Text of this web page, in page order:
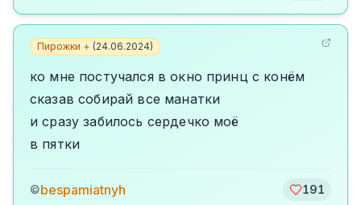
Пирожки + (24.06.2024)
ко мне постучался в окно принц с конём
сказав собирай все манатки
и сразу забилось сердечко моё
в пятки
©bespamiatnyh 191